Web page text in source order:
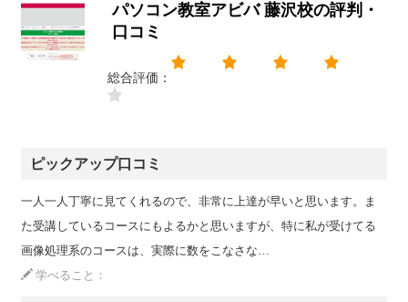
パソコン教室アビバ 藤沢校の評判・
口コミ
総合評価：
ピックアップ口コミ
一人一人丁寧に見てくれるので、非常に上達が早いと思います。ま
た受講しているコースにもよるかと思いますが、特に私が受けてる
画像処理系のコースは、実際に数をこなさな…
学べること：